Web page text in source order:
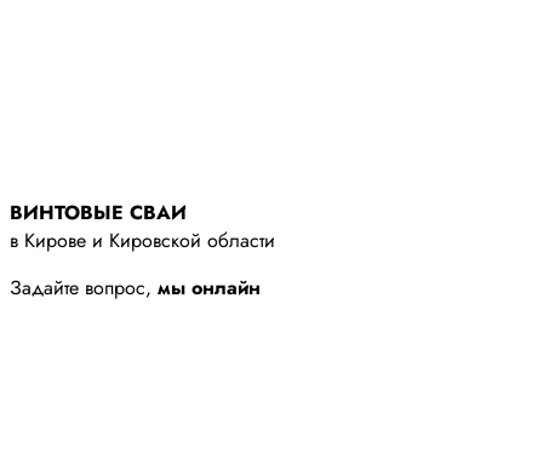
ВИНТОВЫЕ СВАИ
в Кирове и Кировской области
Задайте вопрос, мы онлайн